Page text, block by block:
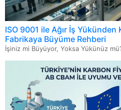
ISO 9001 ile Ağır İş
Fabrikaya Büyüme Rehberi
İşiniz mi Büyüyor, Yoksa Yükünüz